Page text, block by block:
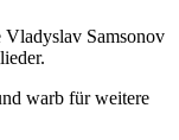
Vladyslav Samsonov
warb für weitere